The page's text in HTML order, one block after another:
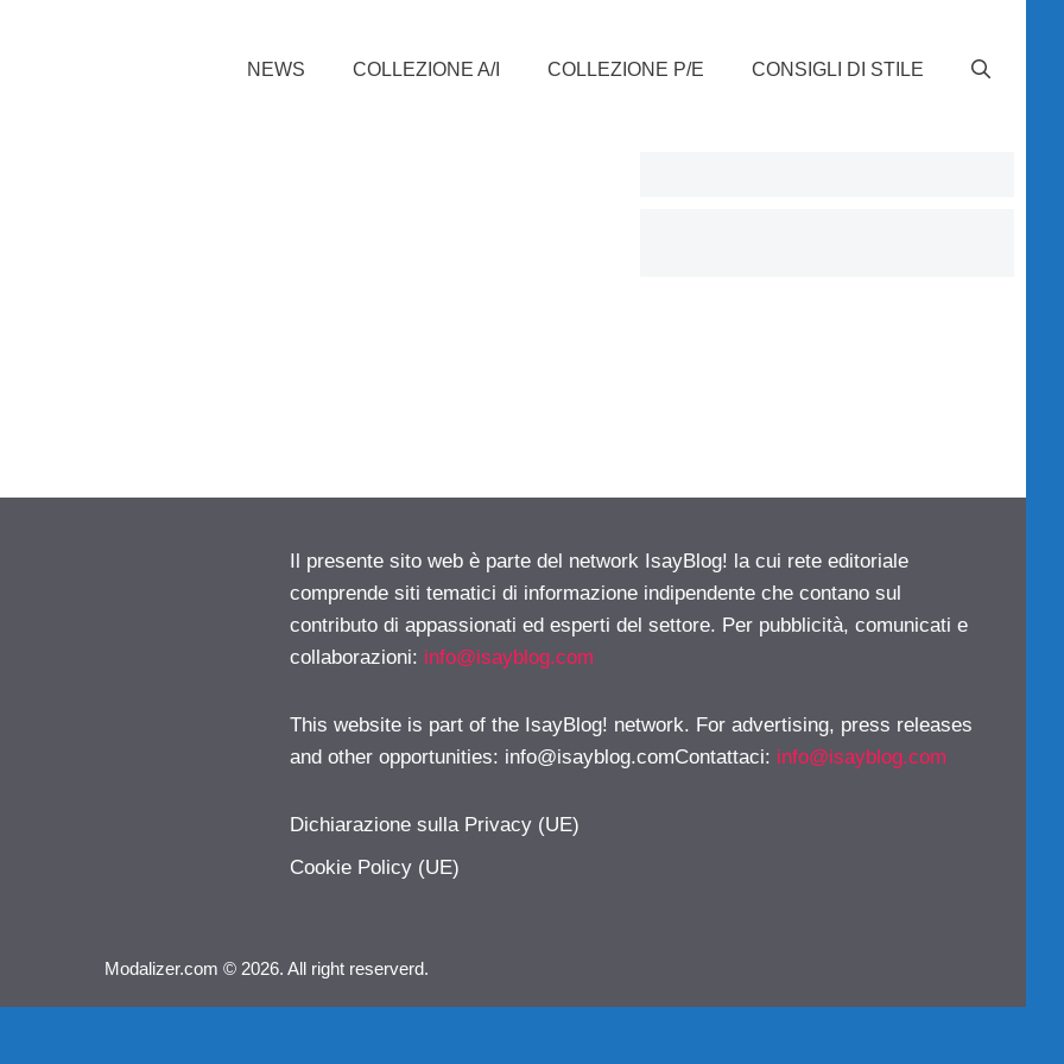
NEWS COLLEZIONE A/I COLLEZIONE P/E CONSIGLI DI STILE
Il presente sito web è parte del network IsayBlog! la cui rete editoriale
comprende siti tematici di informazione indipendente che contano sul
contributo di appassionati ed esperti del settore. Per pubblicità, comunicati e
collaborazioni: info@isayblog.com
This website is part of the IsayBlog! network. For advertising, press releases
and other opportunities: info@isayblog.comContattaci: info@isayblog.com
Dichiarazione sulla Privacy (UE)
Cookie Policy (UE)
Modalizer.com © 2026. All right reserverd.